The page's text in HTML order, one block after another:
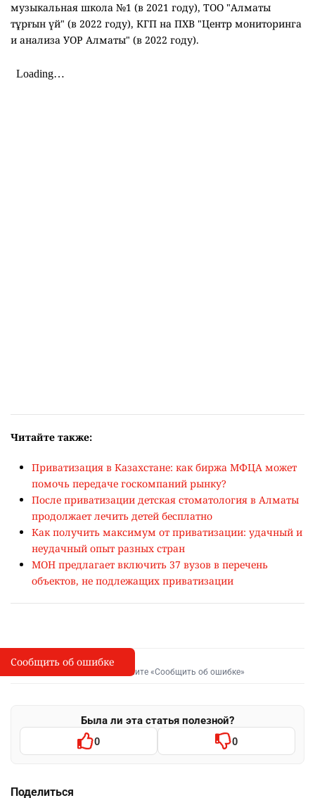
музыкальная школа №1 (в 2021 году), ТОО "Алматы
тұрғын үй" (в 2022 году), КГП на ПХВ "Центр мониторинга
и анализа УОР Алматы" (в 2022 году).
Читайте также:
Приватизация в Казахстане: как биржа МФЦА может
помочь передаче госкомпаний рынку?
После приватизации детская стоматология в Алматы
продолжает лечить детей бесплатно
Как получить максимум от приватизации: удачный и
неудачный опыт разных стран
МОН предлагает включить 37 вузов в перечень
объектов, не подлежащих приватизации
I
Сообщить об опечатке
Выделите фрагмент и нажмите «Сообщить об ошибке»
Была ли эта статья полезной?
0 0
Поделиться
Сообщить об ошибке